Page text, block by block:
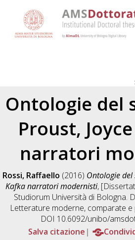
Ontologie del
Proust,
narratori
Rossi, Raffaello (2016) Ontologie del
Kafka narratori modernisti,
Studiorum Università di Bologna.
Letterature moderne, comparate
DOI 10.6092/unibo/
Salva citazione